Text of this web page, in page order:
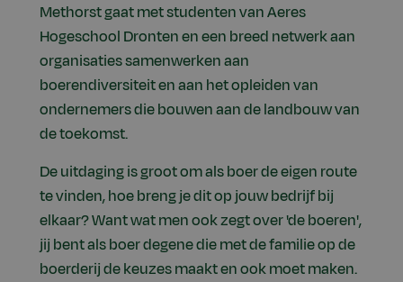
Methorst gaat met studenten van Aeres
Hogeschool Dronten en een breed netwerk aan
organisaties samenwerken aan
boerendiversiteit en aan het opleiden van
ondernemers die bouwen aan de landbouw van
de toekomst.
De uitdaging is groot om als boer de eigen route
te vinden, hoe breng je dit op jouw bedrijf bij
elkaar? Want wat men ook zegt over 'de boeren',
jij bent als boer degene die met de familie op de
boerderij de keuzes maakt en ook moet maken.